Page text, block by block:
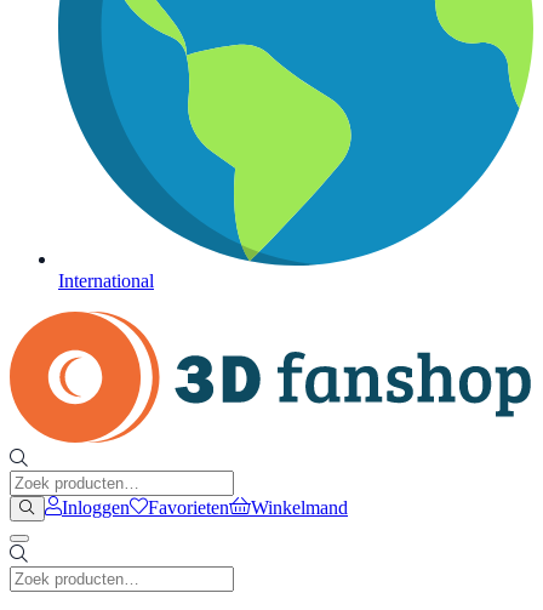
International
Inloggen Favorieten Winkelmand